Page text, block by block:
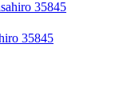
35845